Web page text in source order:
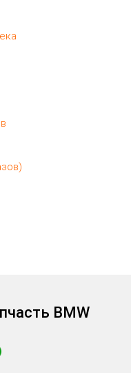
BMW